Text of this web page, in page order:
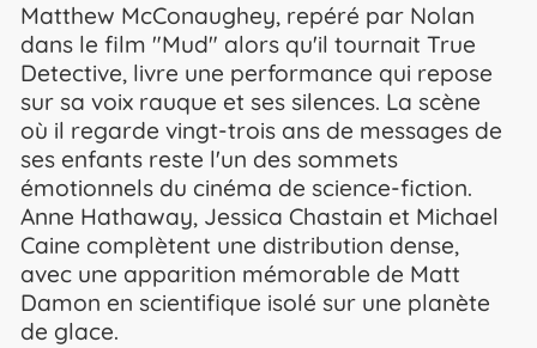
Matthew McConaughey, repéré par Nolan
dans le film "Mud" alors qu'il tournait True
Detective, livre une performance qui repose
sur sa voix rauque et ses silences. La scène
où il regarde vingt-trois ans de messages de
ses enfants reste l'un des sommets
émotionnels du cinéma de science-fiction.
Anne Hathaway, Jessica Chastain et Michael
Caine complètent une distribution dense,
avec une apparition mémorable de Matt
Damon en scientifique isolé sur une planète
de glace.